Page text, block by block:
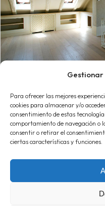
Gestionar
Para ofrecer las mejores
cookies para almacenar y/o
consentimiento de estas
comportamiento de navegación o
consentir o retirar el
ciertas características y funciones.